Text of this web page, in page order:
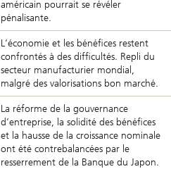
américain pourrait se révéler
pénalisante.
L’économie et les bénéfices restent
confrontés à des difficultés. Repli du
secteur manufacturier mondial,
malgré des valorisations bon marché.
La réforme de la gouvernance
d’entreprise, la solidité des bénéfices
et la hausse de la croissance nominale
ont été contrebalancées par le
resserrement de la Banque du Japon.